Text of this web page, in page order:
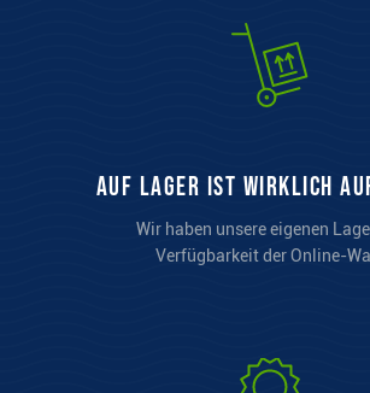
auf Lager ist wirklich
Wir haben unsere eigenen
Verfügbarkeit der Online-